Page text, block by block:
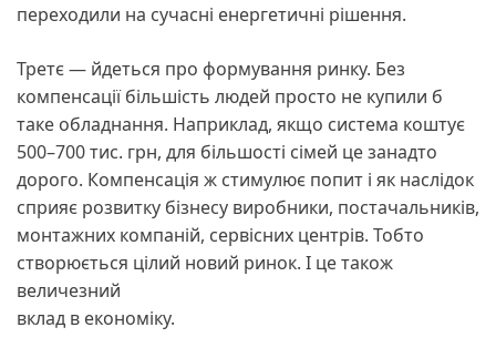
переходили на сучасні енергетичні рішення.
Третє — йдеться про формування ринку. Без
компенсації більшість людей просто не купили б
таке обладнання. Наприклад, якщо система коштує
500–700 тис. грн, для більшості сімей це занадто
дорого. Компенсація ж стимулює попит і як наслідок
сприяє розвитку бізнесу виробники, постачальників,
монтажних компаній, сервісних центрів. Тобто
створюється цілий новий ринок. І це також
величезний
вклад в економіку.